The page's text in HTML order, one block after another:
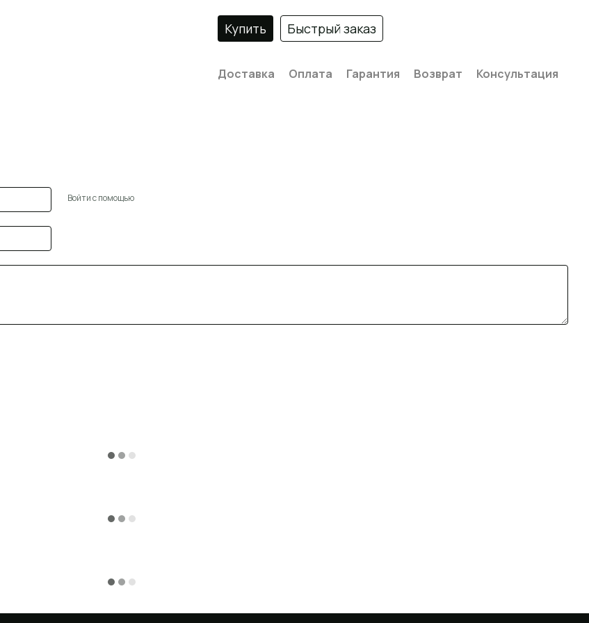
Купить Быстрый заказ
Доставка Оплата Гарантия Возврат Консультация
Войти с помощью